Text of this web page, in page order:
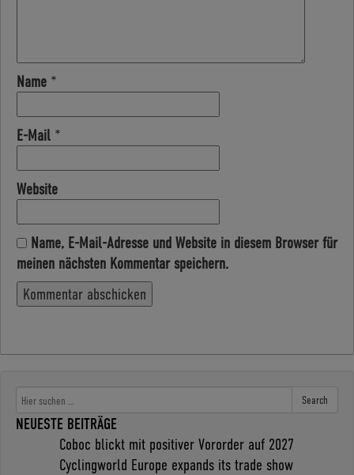
Name *
E-Mail *
Website
Name, E-Mail-Adresse und Website in diesem Browser für
meinen nächsten Kommentar speichern.
Search
NEUESTE BEITRÄGE
Coboc blickt mit positiver Vororder auf 2027
Cyclingworld Europe expands its trade show